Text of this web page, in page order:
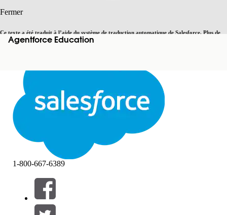
Fermer
Ce texte a été traduit à l’aide du système de traduction automatique de Salesforce. Plus de
détails, consultez <cette page.
Basculer vers la page en anglais
Fermer
Agentforce Education
Filtres (0)
SÉLECTIONNER DES FILTRES
1-800-667-6389